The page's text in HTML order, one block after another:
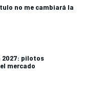
no me cambiará la
2027: pilotos
mercado